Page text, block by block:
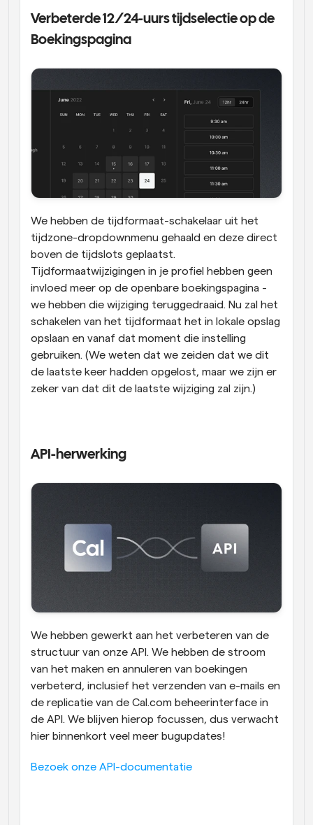
Verbeterde 12/24-uurs tijdselectie op de
Boekingspagina
We hebben de tijdformaat-schakelaar uit het
tijdzone-dropdownmenu gehaald en deze direct
boven de tijdslots geplaatst.
Tijdformaatwijzigingen in je profiel hebben geen
invloed meer op de openbare boekingspagina -
we hebben die wijziging teruggedraaid. Nu zal het
schakelen van het tijdformaat het in lokale opslag
opslaan en vanaf dat moment die instelling
gebruiken. (We weten dat we zeiden dat we dit
de laatste keer hadden opgelost, maar we zijn er
zeker van dat dit de laatste wijziging zal zijn.)
API-herwerking
We hebben gewerkt aan het verbeteren van de
structuur van onze API. We hebben de stroom
van het maken en annuleren van boekingen
verbeterd, inclusief het verzenden van e-mails en
de replicatie van de Cal.com beheerinterface in
de API. We blijven hierop focussen, dus verwacht
hier binnenkort veel meer bugupdates!
Bezoek onze API-documentatie